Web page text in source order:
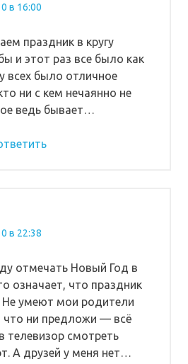
в 16:00
праздник в кругу
и этот раз все было как
всех было отличное
ни с кем нечаянно не
ведь бывает…
в 22:38
отмечать Новый Год в
означает, что праздник
умеют мои родители
что ни предложи — всё
телевизор смотреть
А друзей у меня нет…